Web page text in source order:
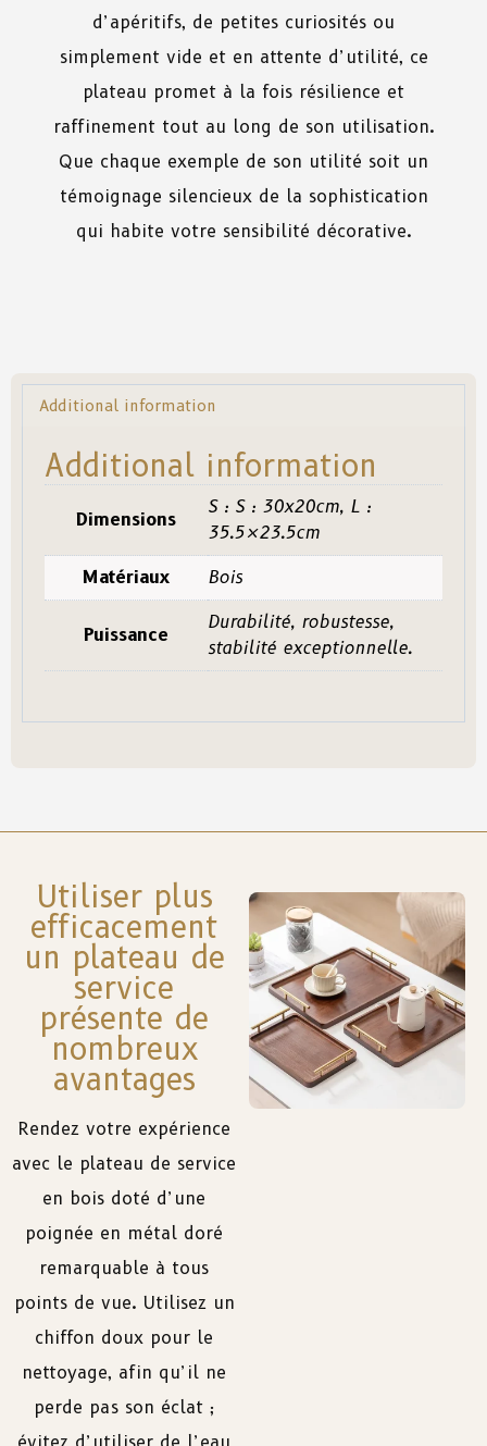
d’apéritifs, de petites curiosités ou
simplement vide et en attente d’utilité, ce
plateau promet à la fois résilience et
raffinement tout au long de son utilisation.
Que chaque exemple de son utilité soit un
témoignage silencieux de la sophistication
qui habite votre sensibilité décorative.
Additional information
Additional information
Dimensions
S : S : 30x20cm, L :
35.5×23.5cm
Matériaux Bois
Puissance
Durabilité, robustesse,
stabilité exceptionnelle.
Utiliser plus
efficacement
un plateau de
service
présente de
nombreux
avantages
Rendez votre expérience
avec le plateau de service
en bois doté d’une
poignée en métal doré
remarquable à tous
points de vue. Utilisez un
chiffon doux pour le
nettoyage, afin qu’il ne
perde pas son éclat ;